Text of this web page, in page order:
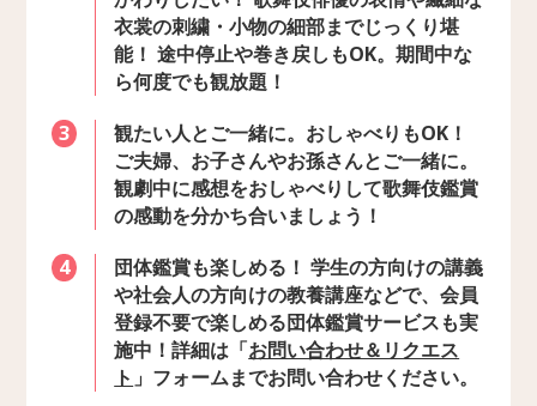
衣裳の刺繍・小物の細部までじっくり堪
能！ 途中停止や巻き戻しもOK。期間中な
ら何度でも観放題！
3
観たい人とご一緒に。おしゃべりもOK！
ご夫婦、お子さんやお孫さんとご一緒に。
観劇中に感想をおしゃべりして歌舞伎鑑賞
の感動を分かち合いましょう！
4
団体鑑賞も楽しめる！ 学生の方向けの講義
や社会人の方向けの教養講座などで、会員
登録不要で楽しめる団体鑑賞サービスも実
施中！詳細は「お問い合わせ＆リクエス
ト 」フォームまでお問い合わせください。